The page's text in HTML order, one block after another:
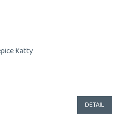
Katty
DETAIL